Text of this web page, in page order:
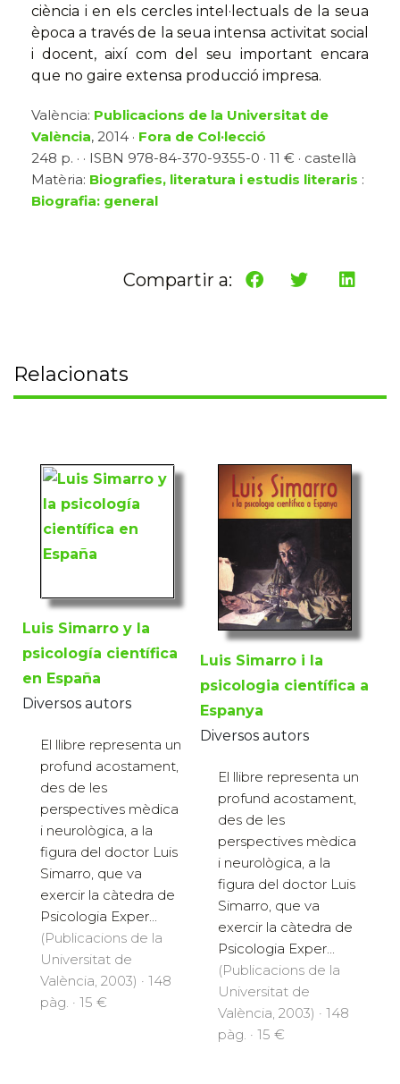
ciència i en els cercles intel·lectuals de la seua
època a través de la seua intensa activitat social
i docent, així com del seu important encara
que no gaire extensa producció impresa.
València: Publicacions de la Universitat de
València, 2014 · Fora de Col·lecció
248 p. · · ISBN 978-84-370-9355-0 · 11 € · castellà
Matèria: Biografies, literatura i estudis literaris :
Biografia: general
Compartir a:
Relacionats
Luis Simarro y la
psicología científica
en España
Diversos autors
El llibre representa un
profund acostament,
des de les
perspectives mèdica
i neurològica, a la
figura del doctor Luis
Simarro, que va
exercir la càtedra de
Psicologia Exper...
(Publicacions de la
Universitat de
València, 2003) · 148
pàg. · 15 €
Luis Simarro i la
psicologia científica a
Espanya
Diversos autors
El llibre representa un
profund acostament,
des de les
perspectives mèdica
i neurològica, a la
figura del doctor Luis
Simarro, que va
exercir la càtedra de
Psicologia Exper...
(Publicacions de la
Universitat de
València, 2003) · 148
pàg. · 15 €